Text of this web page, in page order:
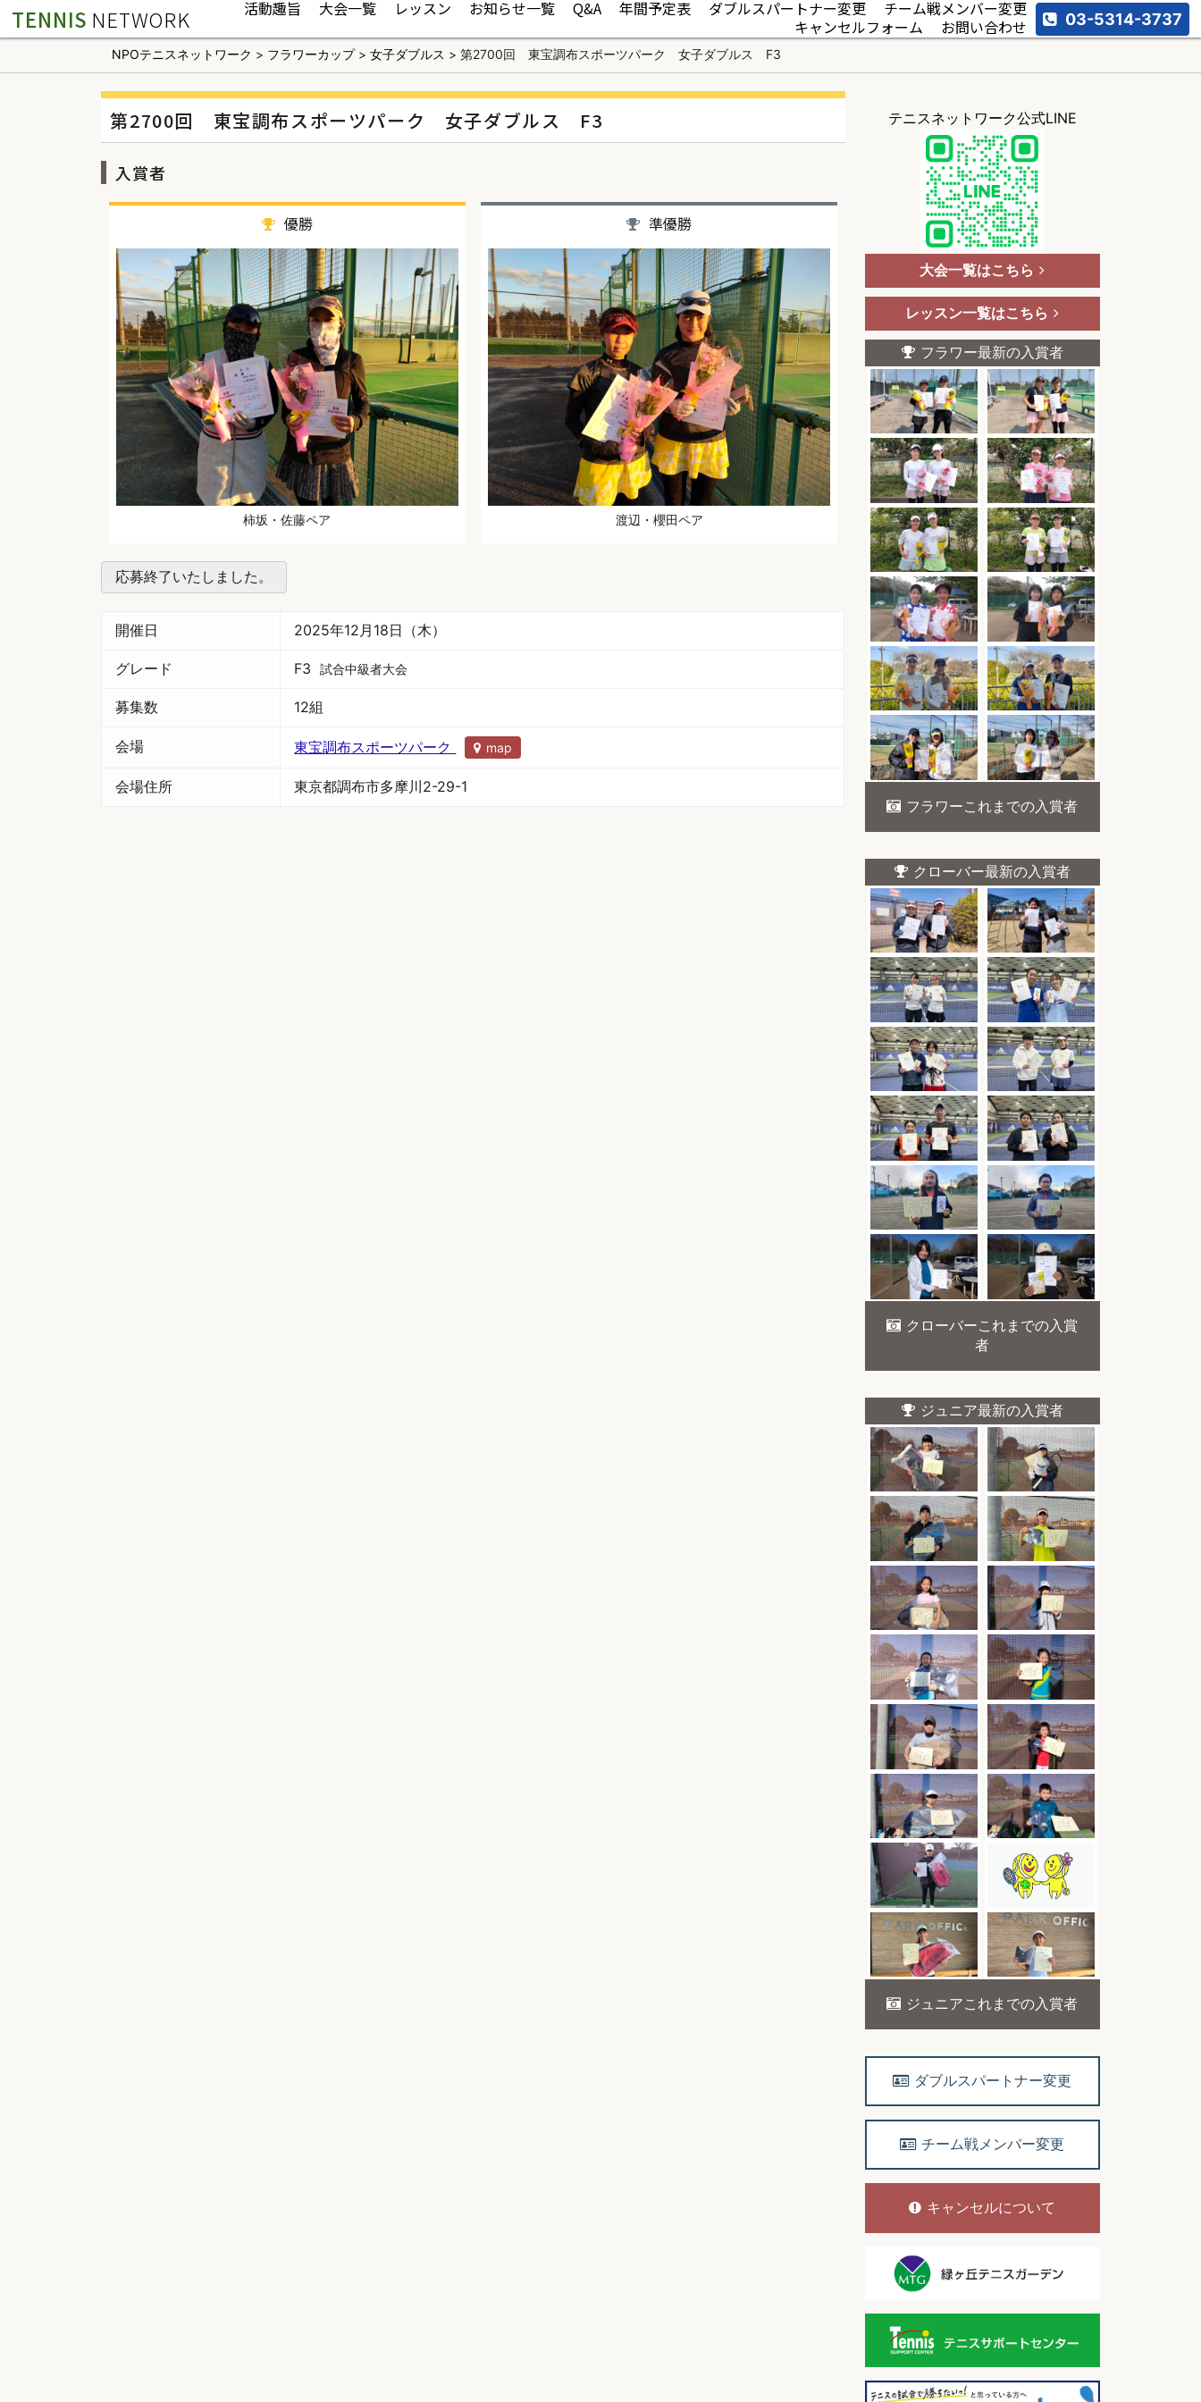
TENNIS NETWORK 活動趣旨 大会一覧 レッスン お知らせ一覧 Q&A 年間予定表 ダブルスパートナー変更
チーム戦メンバー変更
キャンセルフォーム
お問い合わせ 03-5314-3737
NPOテニスネットワーク > フラワーカップ> 女子ダブルス > 第2700回 東宝調布スポーツパーク 女子ダブルス F3
第2700回 東宝調布スポーツパーク 女子ダブルス F3
入賞者
優勝
柿坂・佐藤ペア
準優勝
渡辺・櫻田ペア
応募終了いたしました。
開催日 2025年12月18日（木）
グレード F3 試合中級者大会
募集数 12組
会場 東宝調布スポーツパーク map
会場住所 東京都調布市多摩川2-29-1
テニスネットワーク公式LINE
大会一覧はこちら
レッスン一覧はこちら
フラワー最新の入賞者
フラワーこれまでの入賞者
クローバー最新の入賞者
クローバーこれまでの入賞
者
ジュニア最新の入賞者
ジュニアこれまでの入賞者
ダブルスパートナー変更
チーム戦メンバー変更
キャンセルについて